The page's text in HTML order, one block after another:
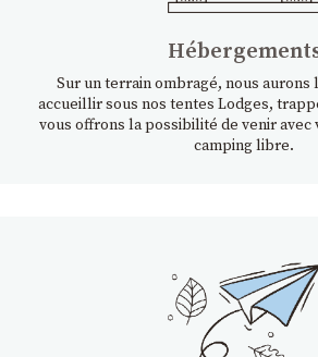
Sur un terrain ombragé, nous aurons
accueillir sous nos tentes Lodges,
vous offrons la possibilité de venir
camping libre.